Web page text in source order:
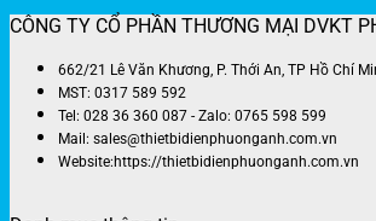
CÔNG TY CỔ PHẦN THƯƠNG MẠI DVKT
662/21 Lê Văn Khương, P. Thới An, TP Hồ Chí
MST: 0317 589 592
Tel: 028 36 360 087 - Zalo: 0765 598 599
Mail: sales@thietbidienphuonganh.com.vn
Website:https://thietbidienphuonganh.com.vn